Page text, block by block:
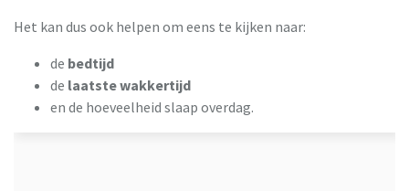
Het kan dus ook helpen om eens te kijken naar:
de bedtijd
de laatste wakkertijd
en de hoeveelheid slaap overdag.